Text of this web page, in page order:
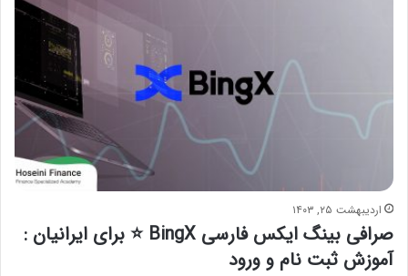
اردیبهشت ۲۵, ۱۴۰۳
صرافی بینگ ایکس فارسی BingX ⭐️ برای ایرانیان :
آموزش ثبت نام و ورود